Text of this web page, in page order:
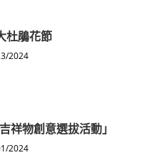
杜鵑花節
2024
祥物創意選拔活動」
2024